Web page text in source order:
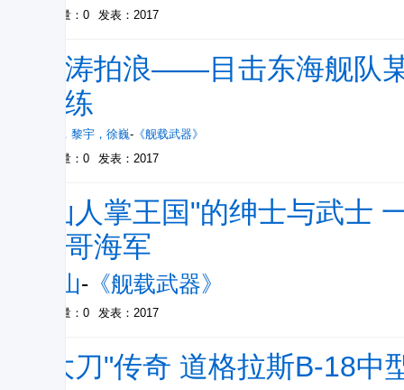
被引量：0 发表：2017
惊涛拍浪——目击东海舰队
演练
， 黎宇 ， 徐巍- 《舰载武器》
被引量：0
发表：2017
"仙人掌王国"的绅士与武士
西哥海军
江山- 《舰载武器》
被引量：0 发表：2017
"大刀"传奇 道格拉斯B-18中